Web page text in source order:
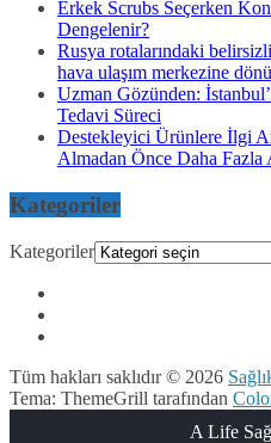
Erkek Scrubs Seçerken
Dengelenir?
Rusya rotalarındaki
hava ulaşım merkezine
Uzman Gözünden:
Tedavi Süreci
Destekleyici Ürünlere İlgi
Almadan Önce Daha Fazla
Kategoriler
Kategoriler
Tüm hakları saklıdır © 2026
Tema: ThemeGrill tarafından
A Life